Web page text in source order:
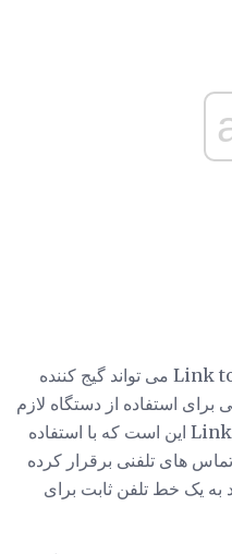
سومین نقطه فروش بالقوه Link to Cell می تواند گیج کننده
برای استفاده از دستگاه لازم
نیست. از آنجا که هدف از Link to Cell این است که با استفاده
های تلفنی برقرار کرده
به یک خط تلفن ثابت برای